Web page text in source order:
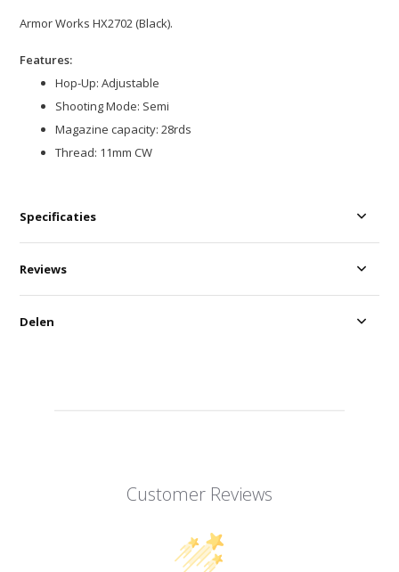
Armor Works HX2702 (Black).
Features:
Hop-Up: Adjustable
Shooting Mode: Semi
Magazine capacity: 28rds
Thread: 11mm CW
Specificaties
Customer Reviews
Reviews
Delen